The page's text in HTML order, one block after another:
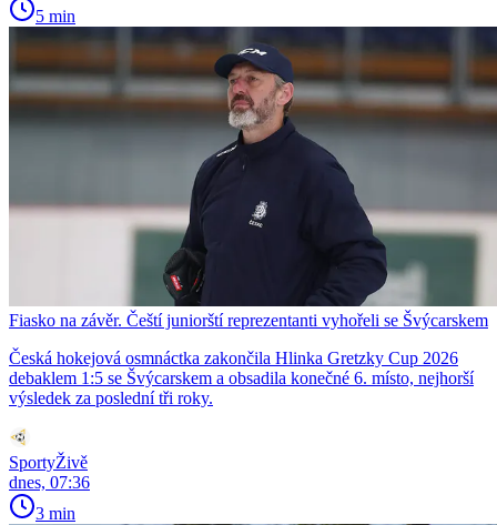
5 min
Fiasko na závěr. Čeští juniorští reprezentanti vyhořeli se Švýcarskem
Česká hokejová osmnáctka zakončila Hlinka Gretzky Cup 2026
debaklem 1:5 se Švýcarskem a obsadila konečné 6. místo, nejhorší
výsledek za poslední tři roky.
SportyŽivě
dnes, 07:36
3 min